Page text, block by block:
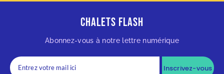
Chalets Flash
Abonnez-vous à notre lettre numérique
Inscrivez-vous